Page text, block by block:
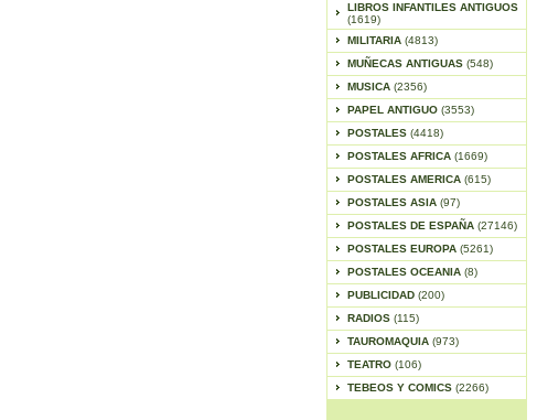
LIBROS INFANTILES ANTIGUOS
(1619)
MILITARIA (4813)
MUÑECAS ANTIGUAS (548)
MUSICA (2356)
PAPEL ANTIGUO (3553)
POSTALES (4418)
POSTALES AFRICA (1669)
POSTALES AMERICA (615)
POSTALES ASIA (97)
POSTALES DE ESPAÑA (27146)
POSTALES EUROPA (5261)
POSTALES OCEANIA (8)
PUBLICIDAD (200)
RADIOS (115)
TAUROMAQUIA (973)
TEATRO (106)
TEBEOS Y COMICS (2266)